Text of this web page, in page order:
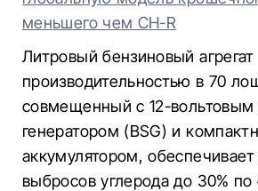
меньшего чем CH-R
Литровый бензиновый агрегат
производительностью в 70
совмещенный с 12-вольтовым
генератором (BSG) и
аккумулятором,
выбросов углерода до 30%